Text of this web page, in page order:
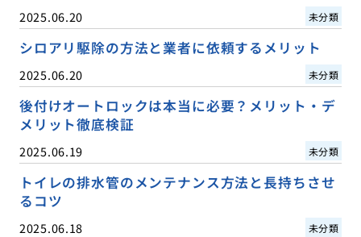
2025.06.20 未分類
シロアリ駆除の方法と業者に依頼するメリット
2025.06.20 未分類
後付けオートロックは本当に必要？メリット・デ
メリット徹底検証
2025.06.19 未分類
トイレの排水管のメンテナンス方法と長持ちさせ
るコツ
2025.06.18 未分類